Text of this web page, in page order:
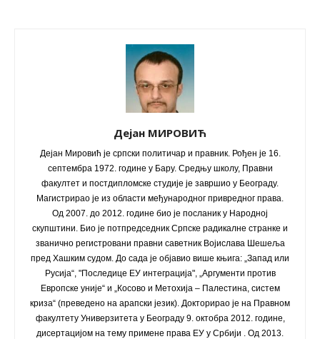
Дејан МИРОВИЋ
Дејан Мировић је српски политичар и правник. Рођен је 16.
септембра 1972. године у Бару. Средњу школу, Правни
факултет и постдипломске студије је завршио у Београду.
Магистрирао је из области међународног привредног права.
Од 2007. до 2012. године био је посланик у Народној
скупштини. Био је потпредседник Српске радикалне странке и
званично регистровани правни саветник Војислава Шешеља
пред Хашким судом. До сада је објавио више књига: „Запад или
Русија“, "Последице ЕУ интеграција", „Аргументи против
Европске уније“ и „Косово и Метохија – Палестина, систем
криза“ (преведено на арапски језик). Докторирао је на Правном
факултету Универзитета у Београду 9. октобра 2012. године,
дисертацијом на тему примене права ЕУ у Србији . Од 2013.